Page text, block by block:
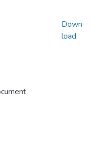
Down
load